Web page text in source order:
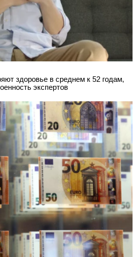
здоровье в среднем к 52 годам,
экспертов